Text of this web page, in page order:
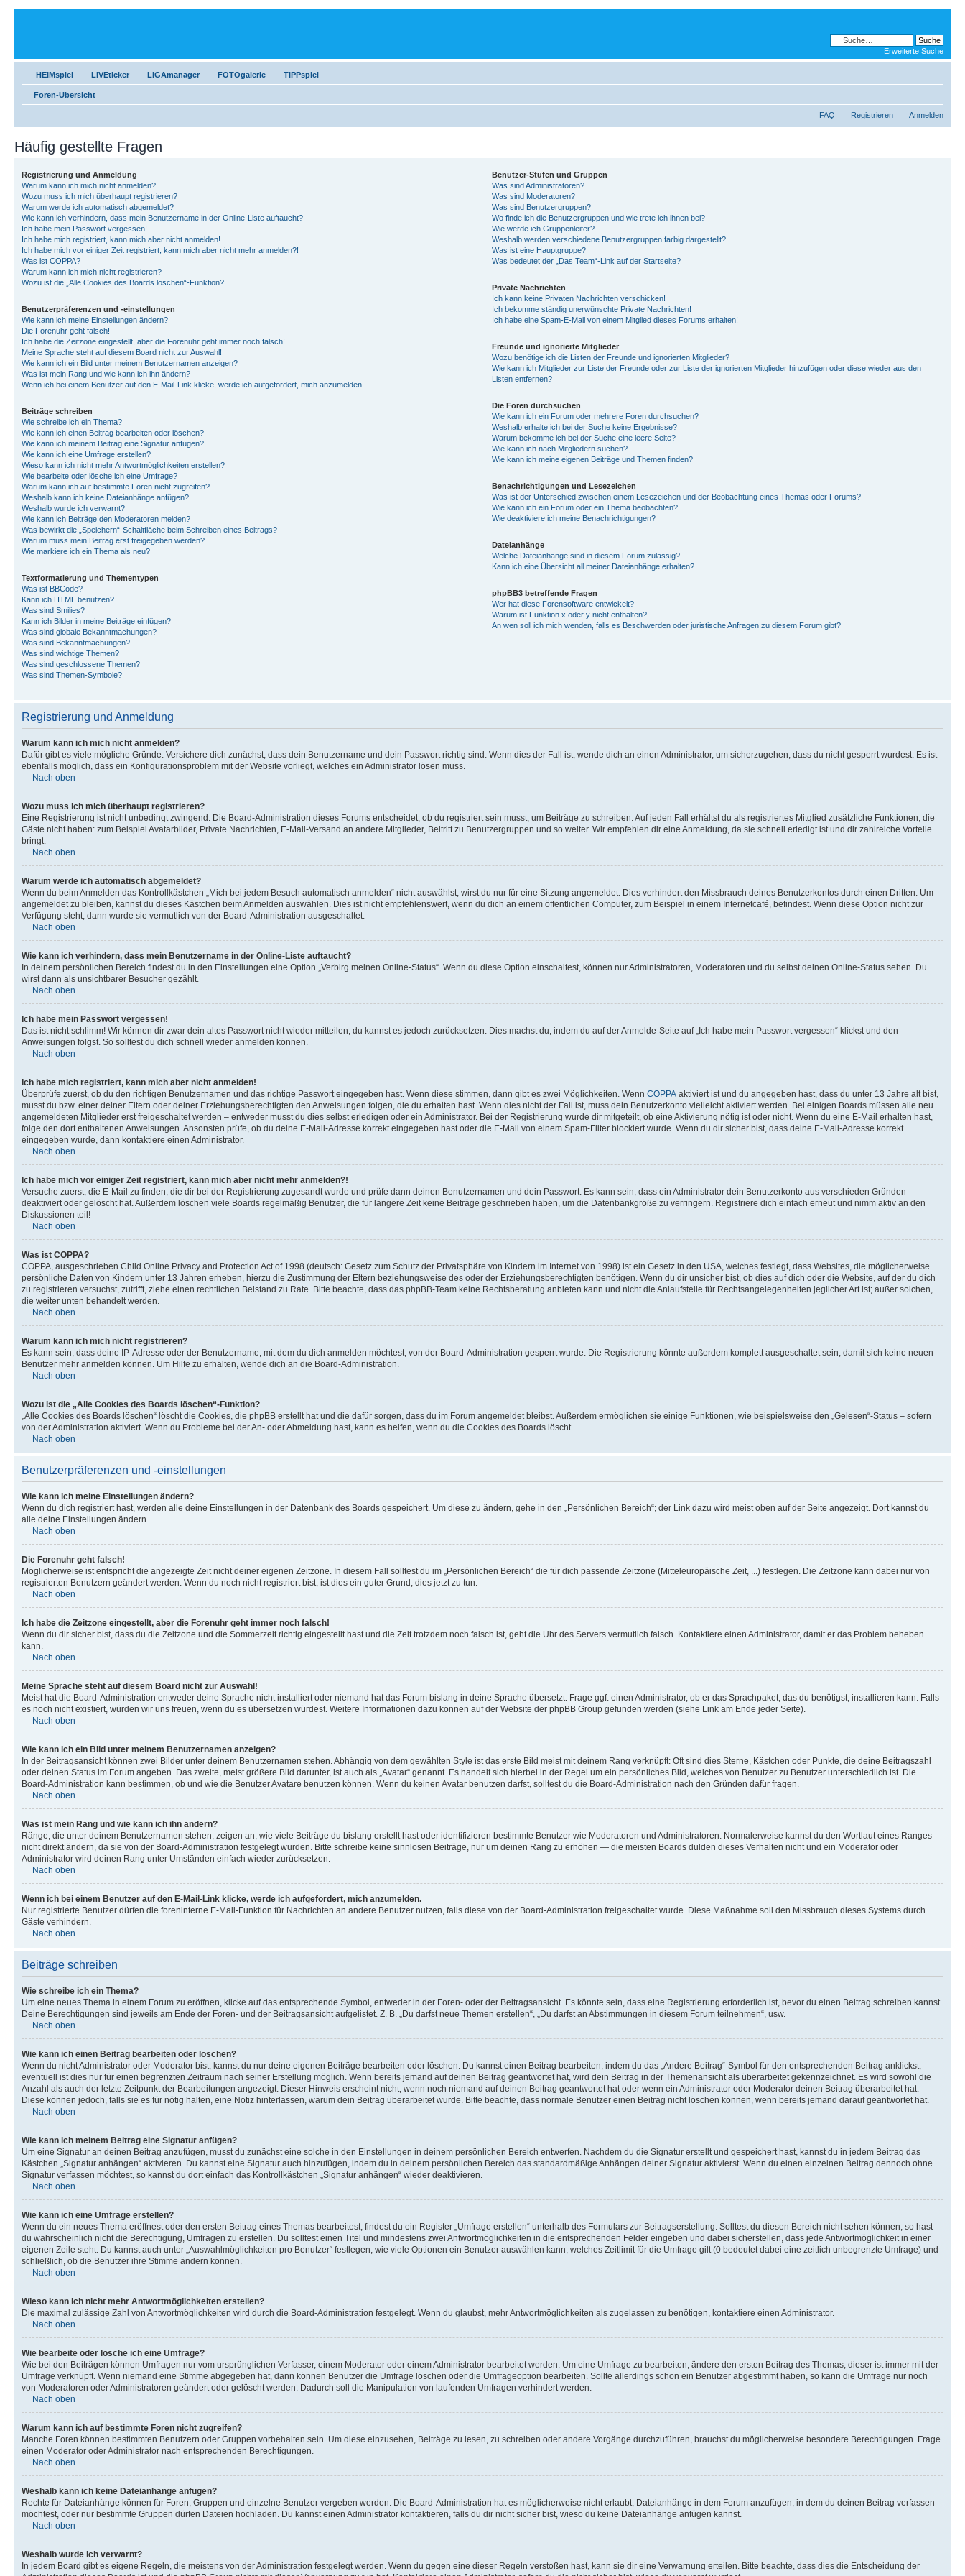
Erweiterte Suche
HEIMspiel LIVEticker LIGAmanager FOTOgalerie TIPPspiel
Foren-Übersicht
FAQ Registrieren Anmelden
Häufig gestellte Fragen
Registrierung und Anmeldung
Warum kann ich mich nicht anmelden?
Wozu muss ich mich überhaupt registrieren?
Warum werde ich automatisch abgemeldet?
Wie kann ich verhindern, dass mein Benutzername in der Online-Liste auftaucht?
Ich habe mein Passwort vergessen!
Ich habe mich registriert, kann mich aber nicht anmelden!
Ich habe mich vor einiger Zeit registriert, kann mich aber nicht mehr anmelden?!
Was ist COPPA?
Warum kann ich mich nicht registrieren?
Wozu ist die „Alle Cookies des Boards löschen“-Funktion?
Benutzerpräferenzen und -einstellungen
Wie kann ich meine Einstellungen ändern?
Die Forenuhr geht falsch!
Ich habe die Zeitzone eingestellt, aber die Forenuhr geht immer noch falsch!
Meine Sprache steht auf diesem Board nicht zur Auswahl!
Wie kann ich ein Bild unter meinem Benutzernamen anzeigen?
Was ist mein Rang und wie kann ich ihn ändern?
Wenn ich bei einem Benutzer auf den E-Mail-Link klicke, werde ich aufgefordert, mich anzumelden.
Beiträge schreiben
Wie schreibe ich ein Thema?
Wie kann ich einen Beitrag bearbeiten oder löschen?
Wie kann ich meinem Beitrag eine Signatur anfügen?
Wie kann ich eine Umfrage erstellen?
Wieso kann ich nicht mehr Antwortmöglichkeiten erstellen?
Wie bearbeite oder lösche ich eine Umfrage?
Warum kann ich auf bestimmte Foren nicht zugreifen?
Weshalb kann ich keine Dateianhänge anfügen?
Weshalb wurde ich verwarnt?
Wie kann ich Beiträge den Moderatoren melden?
Was bewirkt die „Speichern“-Schaltfläche beim Schreiben eines Beitrags?
Warum muss mein Beitrag erst freigegeben werden?
Wie markiere ich ein Thema als neu?
Textformatierung und Thementypen
Was ist BBCode?
Kann ich HTML benutzen?
Was sind Smilies?
Kann ich Bilder in meine Beiträge einfügen?
Was sind globale Bekanntmachungen?
Was sind Bekanntmachungen?
Was sind wichtige Themen?
Was sind geschlossene Themen?
Was sind Themen-Symbole?
Benutzer-Stufen und Gruppen
Was sind Administratoren?
Was sind Moderatoren?
Was sind Benutzergruppen?
Wo finde ich die Benutzergruppen und wie trete ich ihnen bei?
Wie werde ich Gruppenleiter?
Weshalb werden verschiedene Benutzergruppen farbig dargestellt?
Was ist eine Hauptgruppe?
Was bedeutet der „Das Team“-Link auf der Startseite?
Private Nachrichten
Ich kann keine Privaten Nachrichten verschicken!
Ich bekomme ständig unerwünschte Private Nachrichten!
Ich habe eine Spam-E-Mail von einem Mitglied dieses Forums erhalten!
Freunde und ignorierte Mitglieder
Wozu benötige ich die Listen der Freunde und ignorierten Mitglieder?
Wie kann ich Mitglieder zur Liste der Freunde oder zur Liste der ignorierten Mitglieder hinzufügen oder diese wieder aus den
Listen entfernen?
Die Foren durchsuchen
Wie kann ich ein Forum oder mehrere Foren durchsuchen?
Weshalb erhalte ich bei der Suche keine Ergebnisse?
Warum bekomme ich bei der Suche eine leere Seite?
Wie kann ich nach Mitgliedern suchen?
Wie kann ich meine eigenen Beiträge und Themen finden?
Benachrichtigungen und Lesezeichen
Was ist der Unterschied zwischen einem Lesezeichen und der Beobachtung eines Themas oder Forums?
Wie kann ich ein Forum oder ein Thema beobachten?
Wie deaktiviere ich meine Benachrichtigungen?
Dateianhänge
Welche Dateianhänge sind in diesem Forum zulässig?
Kann ich eine Übersicht all meiner Dateianhänge erhalten?
phpBB3 betreffende Fragen
Wer hat diese Forensoftware entwickelt?
Warum ist Funktion x oder y nicht enthalten?
An wen soll ich mich wenden, falls es Beschwerden oder juristische Anfragen zu diesem Forum gibt?
Registrierung und Anmeldung
Warum kann ich mich nicht anmelden?
Dafür gibt es viele mögliche Gründe. Versichere dich zunächst, dass dein Benutzername und dein Passwort richtig sind. Wenn dies der Fall ist, wende dich an einen Administrator, um sicherzugehen, dass du nicht gesperrt wurdest. Es ist
ebenfalls möglich, dass ein Konfigurationsproblem mit der Website vorliegt, welches ein Administrator lösen muss.
Nach oben
Wozu muss ich mich überhaupt registrieren?
Eine Registrierung ist nicht unbedingt zwingend. Die Board-Administration dieses Forums entscheidet, ob du registriert sein musst, um Beiträge zu schreiben. Auf jeden Fall erhältst du als registriertes Mitglied zusätzliche Funktionen, die
Gäste nicht haben: zum Beispiel Avatarbilder, Private Nachrichten, E-Mail-Versand an andere Mitglieder, Beitritt zu Benutzergruppen und so weiter. Wir empfehlen dir eine Anmeldung, da sie schnell erledigt ist und dir zahlreiche Vorteile
bringt.
Nach oben
Warum werde ich automatisch abgemeldet?
Wenn du beim Anmelden das Kontrollkästchen „Mich bei jedem Besuch automatisch anmelden“ nicht auswählst, wirst du nur für eine Sitzung angemeldet. Dies verhindert den Missbrauch deines Benutzerkontos durch einen Dritten. Um
angemeldet zu bleiben, kannst du dieses Kästchen beim Anmelden auswählen. Dies ist nicht empfehlenswert, wenn du dich an einem öffentlichen Computer, zum Beispiel in einem Internetcafé, befindest. Wenn diese Option nicht zur
Verfügung steht, dann wurde sie vermutlich von der Board-Administration ausgeschaltet.
Nach oben
Wie kann ich verhindern, dass mein Benutzername in der Online-Liste auftaucht?
In deinem persönlichen Bereich findest du in den Einstellungen eine Option „Verbirg meinen Online-Status“. Wenn du diese Option einschaltest, können nur Administratoren, Moderatoren und du selbst deinen Online-Status sehen. Du
wirst dann als unsichtbarer Besucher gezählt.
Nach oben
Ich habe mein Passwort vergessen!
Das ist nicht schlimm! Wir können dir zwar dein altes Passwort nicht wieder mitteilen, du kannst es jedoch zurücksetzen. Dies machst du, indem du auf der Anmelde-Seite auf „Ich habe mein Passwort vergessen“ klickst und den
Anweisungen folgst. So solltest du dich schnell wieder anmelden können.
Nach oben
Ich habe mich registriert, kann mich aber nicht anmelden!
Überprüfe zuerst, ob du den richtigen Benutzernamen und das richtige Passwort eingegeben hast. Wenn diese stimmen, dann gibt es zwei Möglichkeiten. Wenn COPPA aktiviert ist und du angegeben hast, dass du unter 13 Jahre alt bist,
musst du bzw. einer deiner Eltern oder deiner Erziehungsberechtigten den Anweisungen folgen, die du erhalten hast. Wenn dies nicht der Fall ist, muss dein Benutzerkonto vielleicht aktiviert werden. Bei einigen Boards müssen alle neu
angemeldeten Mitglieder erst freigeschaltet werden – entweder musst du dies selbst erledigen oder ein Administrator. Bei der Registrierung wurde dir mitgeteilt, ob eine Aktivierung nötig ist oder nicht. Wenn du eine E-Mail erhalten hast,
folge den dort enthaltenen Anweisungen. Ansonsten prüfe, ob du deine E-Mail-Adresse korrekt eingegeben hast oder die E-Mail von einem Spam-Filter blockiert wurde. Wenn du dir sicher bist, dass deine E-Mail-Adresse korrekt
eingegeben wurde, dann kontaktiere einen Administrator.
Nach oben
Ich habe mich vor einiger Zeit registriert, kann mich aber nicht mehr anmelden?!
Versuche zuerst, die E-Mail zu finden, die dir bei der Registrierung zugesandt wurde und prüfe dann deinen Benutzernamen und dein Passwort. Es kann sein, dass ein Administrator dein Benutzerkonto aus verschieden Gründen
deaktiviert oder gelöscht hat. Außerdem löschen viele Boards regelmäßig Benutzer, die für längere Zeit keine Beiträge geschrieben haben, um die Datenbankgröße zu verringern. Registriere dich einfach erneut und nimm aktiv an den
Diskussionen teil!
Nach oben
Was ist COPPA?
COPPA, ausgeschrieben Child Online Privacy and Protection Act of 1998 (deutsch: Gesetz zum Schutz der Privatsphäre von Kindern im Internet von 1998) ist ein Gesetz in den USA, welches festlegt, dass Websites, die möglicherweise
persönliche Daten von Kindern unter 13 Jahren erheben, hierzu die Zustimmung der Eltern beziehungsweise des oder der Erziehungsberechtigten benötigen. Wenn du dir unsicher bist, ob dies auf dich oder die Website, auf der du dich
zu registrieren versuchst, zutrifft, ziehe einen rechtlichen Beistand zu Rate. Bitte beachte, dass das phpBB-Team keine Rechtsberatung anbieten kann und nicht die Anlaufstelle für Rechtsangelegenheiten jeglicher Art ist; außer solchen,
die weiter unten behandelt werden.
Nach oben
Warum kann ich mich nicht registrieren?
Es kann sein, dass deine IP-Adresse oder der Benutzername, mit dem du dich anmelden möchtest, von der Board-Administration gesperrt wurde. Die Registrierung könnte außerdem komplett ausgeschaltet sein, damit sich keine neuen
Benutzer mehr anmelden können. Um Hilfe zu erhalten, wende dich an die Board-Administration.
Nach oben
Wozu ist die „Alle Cookies des Boards löschen“-Funktion?
„Alle Cookies des Boards löschen“ löscht die Cookies, die phpBB erstellt hat und die dafür sorgen, dass du im Forum angemeldet bleibst. Außerdem ermöglichen sie einige Funktionen, wie beispielsweise den „Gelesen“-Status – sofern
von der Administration aktiviert. Wenn du Probleme bei der An- oder Abmeldung hast, kann es helfen, wenn du die Cookies des Boards löscht.
Nach oben
Benutzerpräferenzen und -einstellungen
Wie kann ich meine Einstellungen ändern?
Wenn du dich registriert hast, werden alle deine Einstellungen in der Datenbank des Boards gespeichert. Um diese zu ändern, gehe in den „Persönlichen Bereich“; der Link dazu wird meist oben auf der Seite angezeigt. Dort kannst du
alle deine Einstellungen ändern.
Nach oben
Die Forenuhr geht falsch!
Möglicherweise ist entspricht die angezeigte Zeit nicht deiner eigenen Zeitzone. In diesem Fall solltest du im „Persönlichen Bereich“ die für dich passende Zeitzone (Mitteleuropäische Zeit, ...) festlegen. Die Zeitzone kann dabei nur von
registrierten Benutzern geändert werden. Wenn du noch nicht registriert bist, ist dies ein guter Grund, dies jetzt zu tun.
Nach oben
Ich habe die Zeitzone eingestellt, aber die Forenuhr geht immer noch falsch!
Wenn du dir sicher bist, dass du die Zeitzone und die Sommerzeit richtig eingestellt hast und die Zeit trotzdem noch falsch ist, geht die Uhr des Servers vermutlich falsch. Kontaktiere einen Administrator, damit er das Problem beheben
kann.
Nach oben
Meine Sprache steht auf diesem Board nicht zur Auswahl!
Meist hat die Board-Administration entweder deine Sprache nicht installiert oder niemand hat das Forum bislang in deine Sprache übersetzt. Frage ggf. einen Administrator, ob er das Sprachpaket, das du benötigst, installieren kann. Falls
es noch nicht existiert, würden wir uns freuen, wenn du es übersetzen würdest. Weitere Informationen dazu können auf der Website der phpBB Group gefunden werden (siehe Link am Ende jeder Seite).
Nach oben
Wie kann ich ein Bild unter meinem Benutzernamen anzeigen?
In der Beitragsansicht können zwei Bilder unter deinem Benutzernamen stehen. Abhängig von dem gewählten Style ist das erste Bild meist mit deinem Rang verknüpft: Oft sind dies Sterne, Kästchen oder Punkte, die deine Beitragszahl
oder deinen Status im Forum angeben. Das zweite, meist größere Bild darunter, ist auch als „Avatar“ genannt. Es handelt sich hierbei in der Regel um ein persönliches Bild, welches von Benutzer zu Benutzer unterschiedlich ist. Die
Board-Administration kann bestimmen, ob und wie die Benutzer Avatare benutzen können. Wenn du keinen Avatar benutzen darfst, solltest du die Board-Administration nach den Gründen dafür fragen.
Nach oben
Was ist mein Rang und wie kann ich ihn ändern?
Ränge, die unter deinem Benutzernamen stehen, zeigen an, wie viele Beiträge du bislang erstellt hast oder identifizieren bestimmte Benutzer wie Moderatoren und Administratoren. Normalerweise kannst du den Wortlaut eines Ranges
nicht direkt ändern, da sie von der Board-Administration festgelegt wurden. Bitte schreibe keine sinnlosen Beiträge, nur um deinen Rang zu erhöhen — die meisten Boards dulden dieses Verhalten nicht und ein Moderator oder
Administrator wird deinen Rang unter Umständen einfach wieder zurücksetzen.
Nach oben
Wenn ich bei einem Benutzer auf den E-Mail-Link klicke, werde ich aufgefordert, mich anzumelden.
Nur registrierte Benutzer dürfen die foreninterne E-Mail-Funktion für Nachrichten an andere Benutzer nutzen, falls diese von der Board-Administration freigeschaltet wurde. Diese Maßnahme soll den Missbrauch dieses Systems durch
Gäste verhindern.
Nach oben
Beiträge schreiben
Wie schreibe ich ein Thema?
Um eine neues Thema in einem Forum zu eröffnen, klicke auf das entsprechende Symbol, entweder in der Foren- oder der Beitragsansicht. Es könnte sein, dass eine Registrierung erforderlich ist, bevor du einen Beitrag schreiben kannst.
Deine Berechtigungen sind jeweils am Ende der Foren- und der Beitragsansicht aufgelistet. Z. B. „Du darfst neue Themen erstellen“, „Du darfst an Abstimmungen in diesem Forum teilnehmen“, usw.
Nach oben
Wie kann ich einen Beitrag bearbeiten oder löschen?
Wenn du nicht Administrator oder Moderator bist, kannst du nur deine eigenen Beiträge bearbeiten oder löschen. Du kannst einen Beitrag bearbeiten, indem du das „Ändere Beitrag“-Symbol für den entsprechenden Beitrag anklickst;
eventuell ist dies nur für einen begrenzten Zeitraum nach seiner Erstellung möglich. Wenn bereits jemand auf deinen Beitrag geantwortet hat, wird dein Beitrag in der Themenansicht als überarbeitet gekennzeichnet. Es wird sowohl die
Anzahl als auch der letzte Zeitpunkt der Bearbeitungen angezeigt. Dieser Hinweis erscheint nicht, wenn noch niemand auf deinen Beitrag geantwortet hat oder wenn ein Administrator oder Moderator deinen Beitrag überarbeitet hat.
Diese können jedoch, falls sie es für nötig halten, eine Notiz hinterlassen, warum dein Beitrag überarbeitet wurde. Bitte beachte, dass normale Benutzer einen Beitrag nicht löschen können, wenn bereits jemand darauf geantwortet hat.
Nach oben
Wie kann ich meinem Beitrag eine Signatur anfügen?
Um eine Signatur an deinen Beitrag anzufügen, musst du zunächst eine solche in den Einstellungen in deinem persönlichen Bereich entwerfen. Nachdem du die Signatur erstellt und gespeichert hast, kannst du in jedem Beitrag das
Kästchen „Signatur anhängen“ aktivieren. Du kannst eine Signatur auch hinzufügen, indem du in deinem persönlichen Bereich das standardmäßige Anhängen deiner Signatur aktivierst. Wenn du einen einzelnen Beitrag dennoch ohne
Signatur verfassen möchtest, so kannst du dort einfach das Kontrollkästchen „Signatur anhängen“ wieder deaktivieren.
Nach oben
Wie kann ich eine Umfrage erstellen?
Wenn du ein neues Thema eröffnest oder den ersten Beitrag eines Themas bearbeitest, findest du ein Register „Umfrage erstellen“ unterhalb des Formulars zur Beitragserstellung. Solltest du diesen Bereich nicht sehen können, so hast
du wahrscheinlich nicht die Berechtigung, Umfragen zu erstellen. Du solltest einen Titel und mindestens zwei Antwortmöglichkeiten in die entsprechenden Felder eingeben und dabei sicherstellen, dass jede Antwortmöglichkeit in einer
eigenen Zeile steht. Du kannst auch unter „Auswahlmöglichkeiten pro Benutzer“ festlegen, wie viele Optionen ein Benutzer auswählen kann, welches Zeitlimit für die Umfrage gilt (0 bedeutet dabei eine zeitlich unbegrenzte Umfrage) und
schließlich, ob die Benutzer ihre Stimme ändern können.
Nach oben
Wieso kann ich nicht mehr Antwortmöglichkeiten erstellen?
Die maximal zulässige Zahl von Antwortmöglichkeiten wird durch die Board-Administration festgelegt. Wenn du glaubst, mehr Antwortmöglichkeiten als zugelassen zu benötigen, kontaktiere einen Administrator.
Nach oben
Wie bearbeite oder lösche ich eine Umfrage?
Wie bei den Beiträgen können Umfragen nur vom ursprünglichen Verfasser, einem Moderator oder einem Administrator bearbeitet werden. Um eine Umfrage zu bearbeiten, ändere den ersten Beitrag des Themas; dieser ist immer mit der
Umfrage verknüpft. Wenn niemand eine Stimme abgegeben hat, dann können Benutzer die Umfrage löschen oder die Umfrageoption bearbeiten. Sollte allerdings schon ein Benutzer abgestimmt haben, so kann die Umfrage nur noch
von Moderatoren oder Administratoren geändert oder gelöscht werden. Dadurch soll die Manipulation von laufenden Umfragen verhindert werden.
Nach oben
Warum kann ich auf bestimmte Foren nicht zugreifen?
Manche Foren können bestimmten Benutzern oder Gruppen vorbehalten sein. Um diese einzusehen, Beiträge zu lesen, zu schreiben oder andere Vorgänge durchzuführen, brauchst du möglicherweise besondere Berechtigungen. Frage
einen Moderator oder Administrator nach entsprechenden Berechtigungen.
Nach oben
Weshalb kann ich keine Dateianhänge anfügen?
Rechte für Dateianhänge können für Foren, Gruppen und einzelne Benutzer vergeben werden. Die Board-Administration hat es möglicherweise nicht erlaubt, Dateianhänge in dem Forum anzufügen, in dem du deinen Beitrag verfassen
möchtest, oder nur bestimmte Gruppen dürfen Dateien hochladen. Du kannst einen Administrator kontaktieren, falls du dir nicht sicher bist, wieso du keine Dateianhänge anfügen kannst.
Nach oben
Weshalb wurde ich verwarnt?
In jedem Board gibt es eigene Regeln, die meistens von der Administration festgelegt werden. Wenn du gegen eine dieser Regeln verstoßen hast, kann sie dir eine Verwarnung erteilen. Bitte beachte, dass dies die Entscheidung der